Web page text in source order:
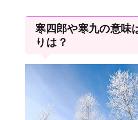
寒四郎や寒九の意味
りは？